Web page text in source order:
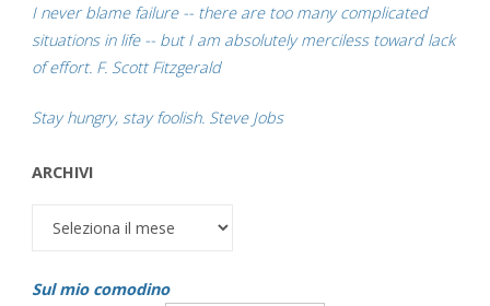
I never blame failure -- there are too many complicated
situations in life -- but I am absolutely merciless toward lack
of effort. F. Scott Fitzgerald
Stay hungry, stay foolish. Steve Jobs
ARCHIVI
Archivi
Sul mio comodino